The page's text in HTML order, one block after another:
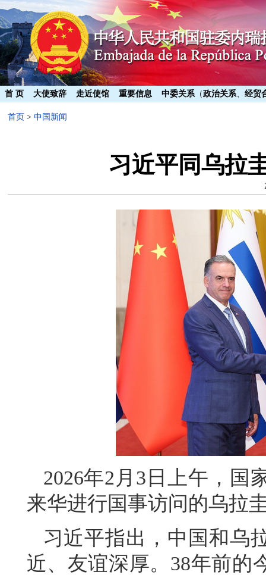
首 页 大使致辞 走近使馆 重要信息 中委关系（政治关系、 经贸
首页 > 中国新闻
习近平同乌拉
2026年2月3日上午，国
来华进行国事访问的乌拉
习近平指出，中国和乌
近、友谊深厚。38年前的